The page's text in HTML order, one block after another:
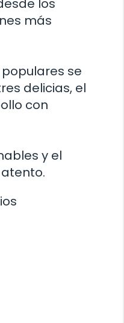
los
más
se
delicias, el
con
y el